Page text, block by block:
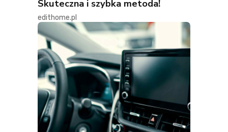
Skuteczna i szybka metoda!
edithome.pl